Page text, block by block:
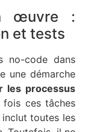
œuvre :
et tests
no-code dans
une démarche
les processus
fois ces tâches
inclut toutes les